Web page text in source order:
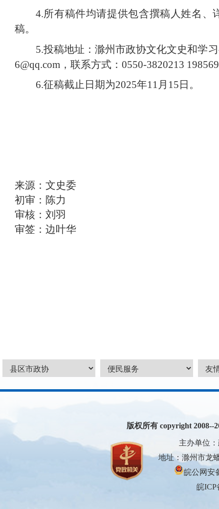
4.所有稿件均请提供包含撰稿人姓名
稿。
5.投稿地址：滁州市政协文化文史和学
6@qq.com，联系方式：0550-3820213
6.征稿截止日期为2025年11月15日。
来源：文史委
初审：陈力
审核：刘羽
审签：边叶华
版权所有 copyright 2008--
主办单位
地址：滁州市龙
皖公网安
皖ICP